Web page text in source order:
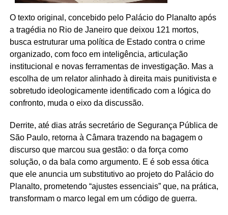
O texto original, concebido pelo Palácio do Planalto após
a tragédia no Rio de Janeiro que deixou 121 mortos,
busca estruturar uma política de Estado contra o crime
organizado, com foco em inteligência, articulação
institucional e novas ferramentas de investigação. Mas a
escolha de um relator alinhado à direita mais punitivista e
sobretudo ideologicamente identificado com a lógica do
confronto, muda o eixo da discussão.
Derrite, até dias atrás secretário de Segurança Pública de
São Paulo, retorna à Câmara trazendo na bagagem o
discurso que marcou sua gestão: o da força como
solução, o da bala como argumento. E é sob essa ótica
que ele anuncia um substitutivo ao projeto do Palácio do
Planalto, prometendo “ajustes essenciais” que, na prática,
transformam o marco legal em um código de guerra.